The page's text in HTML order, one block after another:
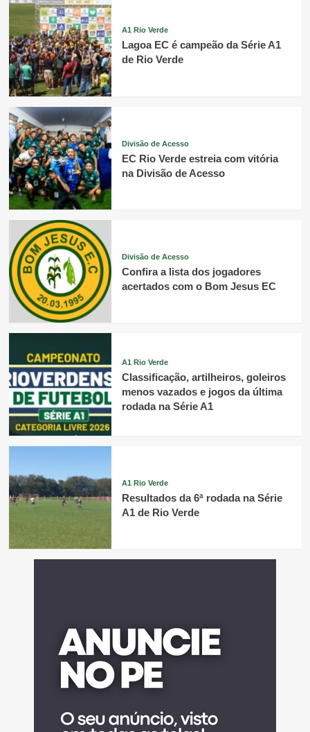
A1 Rio Verde
Lagoa EC é campeão da Série A1
de Rio Verde
Divisão de Acesso
EC Rio Verde estreia com vitória
na Divisão de Acesso
Divisão de Acesso
Confira a lista dos jogadores
acertados com o Bom Jesus EC
A1 Rio Verde
Classificação, artilheiros, goleiros
menos vazados e jogos da última
rodada na Série A1
A1 Rio Verde
Resultados da 6ª rodada na Série
A1 de Rio Verde